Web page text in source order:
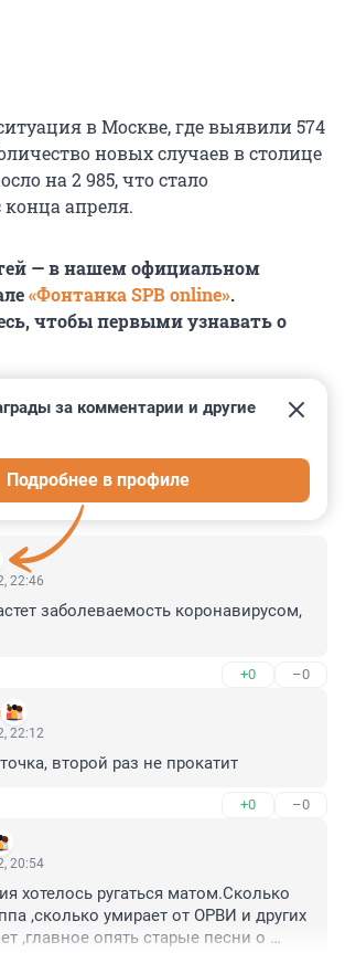
в Москве, где выявили 574
новых случаев в столице
на 2 985, что стало
апреля.
— в нашем официальном
«Фонтанка SPB online».
чтобы первыми узнавать о
19
за комментарии и другие
Подробнее в профиле
22:46
заболеваемость коронавирусом,
+0 –0
22:12
второй раз не прокатит
+0 –0
20:54
хотелось ругаться матом.Сколько
,сколько умирает от ОРВИ и других
,главное опять старые песни о